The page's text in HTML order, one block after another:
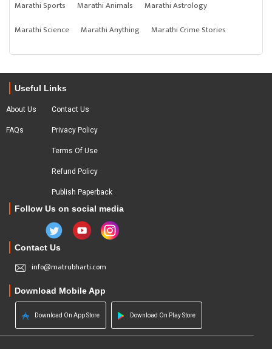
Marathi Sports
Marathi Animals
Marathi Astrology
Marathi Science
Marathi Anything Marathi Crime Stories
Useful Links
About Us
FAQs
Contact Us
Privacy Policy
Terms Of Use
Refund Policy
Publish Paperback
Follow Us on social media
Contact Us
info@matrubharti.com
Download Mobile App
Download On App Store Download On Play Store